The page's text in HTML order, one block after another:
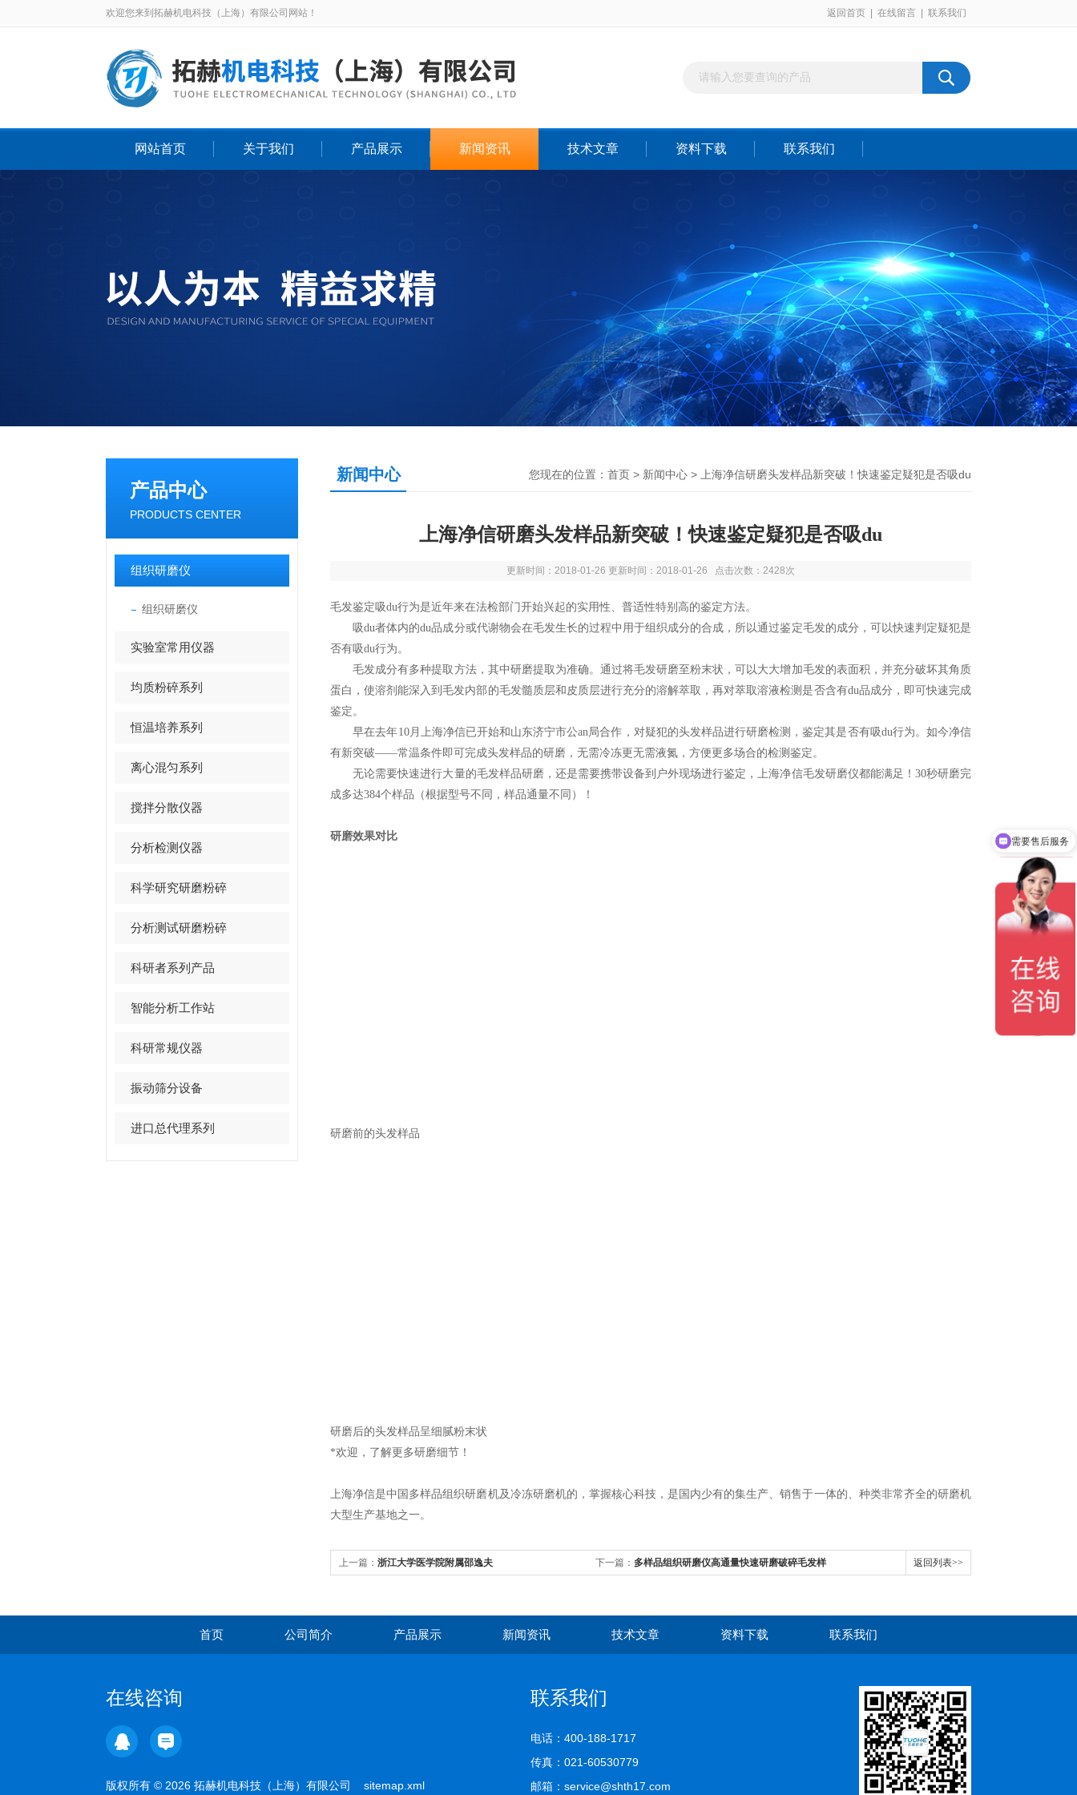
欢迎您来到拓赫机电科技（上海）有限公司网站！ 返回首页 在线留言 联系我们
网站首页 关于我们 产品展示 新闻资讯 技术文章 资料下载 联系我们
产品中心
PRODUCTS CENTER
组织研磨仪
组织研磨仪
实验室常用仪器
均质粉碎系列
恒温培养系列
离心混匀系列
搅拌分散仪器
分析检测仪器
科学研究研磨粉碎
分析测试研磨粉碎
科研者系列产品
智能分析工作站
科研常规仪器
振动筛分设备
进口总代理系列
新闻中心 您现在的位置： 首页 > 新闻中心 > 上海净信研磨头发样品新突破！快速鉴定疑犯是否吸du
上海净信研磨头发样品新突破！快速鉴定疑犯是否吸du
更新时间：2018-01-26 更新时间：2018-01-26 点击次数：2428次
毛发鉴定吸du行为是近年来在法检部门开始兴起的实用性、普适性特别高的鉴定方法。
吸du者体内的du品成分或代谢物会在毛发生长的过程中用于组织成分的合成，所以通过鉴定毛发的成分，可以快速判定疑犯是
否有吸du行为。
毛发成分有多种提取方法，其中研磨提取为准确。通过将毛发研磨至粉末状，可以大大增加毛发的表面积，并充分破坏其角质
蛋白，使溶剂能深入到毛发内部的毛发髓质层和皮质层进行充分的溶解萃取，再对萃取溶液检测是否含有du品成分，即可快速完成
鉴定。
早在去年10月上海净信已开始和山东济宁市公an局合作，对疑犯的头发样品进行研磨检测，鉴定其是否有吸du行为。如今净信
有新突破——常温条件即可完成头发样品的研磨，无需冷冻更无需液氮，方便更多场合的检测鉴定。
无论需要快速进行大量的毛发样品研磨，还是需要携带设备到户外现场进行鉴定，上海净信毛发研磨仪都能满足！30秒研磨完
成多达384个样品（根据型号不同，样品通量不同）！
研磨效果对比
研磨前的头发样品
研磨后的头发样品呈细腻粉末状
*欢迎，了解更多研磨细节！
上海净信是中国多样品组织研磨机及冷冻研磨机的，掌握核心科技，是国内少有的集生产、销售于一体的、种类非常齐全的研磨机
大型生产基地之一。
上一篇： 浙江大学医学院附属邵逸夫 下一篇： 多样品组织研磨仪高通量快速研磨破碎毛发样 返回列表>>
首页 公司简介 产品展示 新闻资讯 技术文章 资料下载 联系我们
在线咨询
版权所有 © 2026 拓赫机电科技（上海）有限公司 sitemap.xml
联系我们
电话：400-188-1717
传真：021-60530779
邮箱：service@shth17.com
需要售后服务